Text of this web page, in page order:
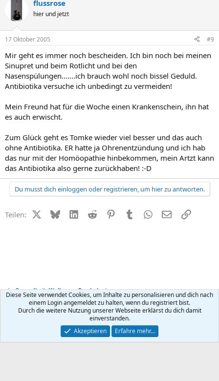
flussrose
hier und jetzt
17 Oktober 2005 #9
Mir geht es immer noch bescheiden. Ich bin noch bei meinen
Sinupret und beim Rotlicht und bei den
Nasenspülungen.......ich brauch wohl noch bissel Geduld.
Antibiotika versuche ich unbedingt zu vermeiden!
Mein Freund hat für die Woche einen Krankenschein, ihn hat
es auch erwischt.
Zum Glück geht es Tomke wieder viel besser und das auch
ohne Antibiotika. ER hatte ja Ohrenentzündung und ich hab
das nur mit der Homöopathie hinbekommen, mein Artzt kann
das Antibiotika also gerne zurückhaben! :-D
Du musst dich einloggen oder registrieren, um hier zu antworten.
Teilen: X (Twitter)
BlueskyLinkedIn
Reddit PinterestTumblr WhatsApp
E-MailLink
Gesundheit, Wellness + Psychologie
Kontakt Nutzungsbedingungen Datenschutz Hilfe
R
Community platform by XenForo ® © 2010-2026 XenForo Ltd.
Diese Seite verwendet Cookies, um Inhalte zu personalisieren und dich nach
einem Login angemeldet zu halten, wenn du registriert bist.
Durch die weitere Nutzung unserer Webseite erklärst du dich damit
einverstanden.
Akzeptieren
Erfahre mehr…